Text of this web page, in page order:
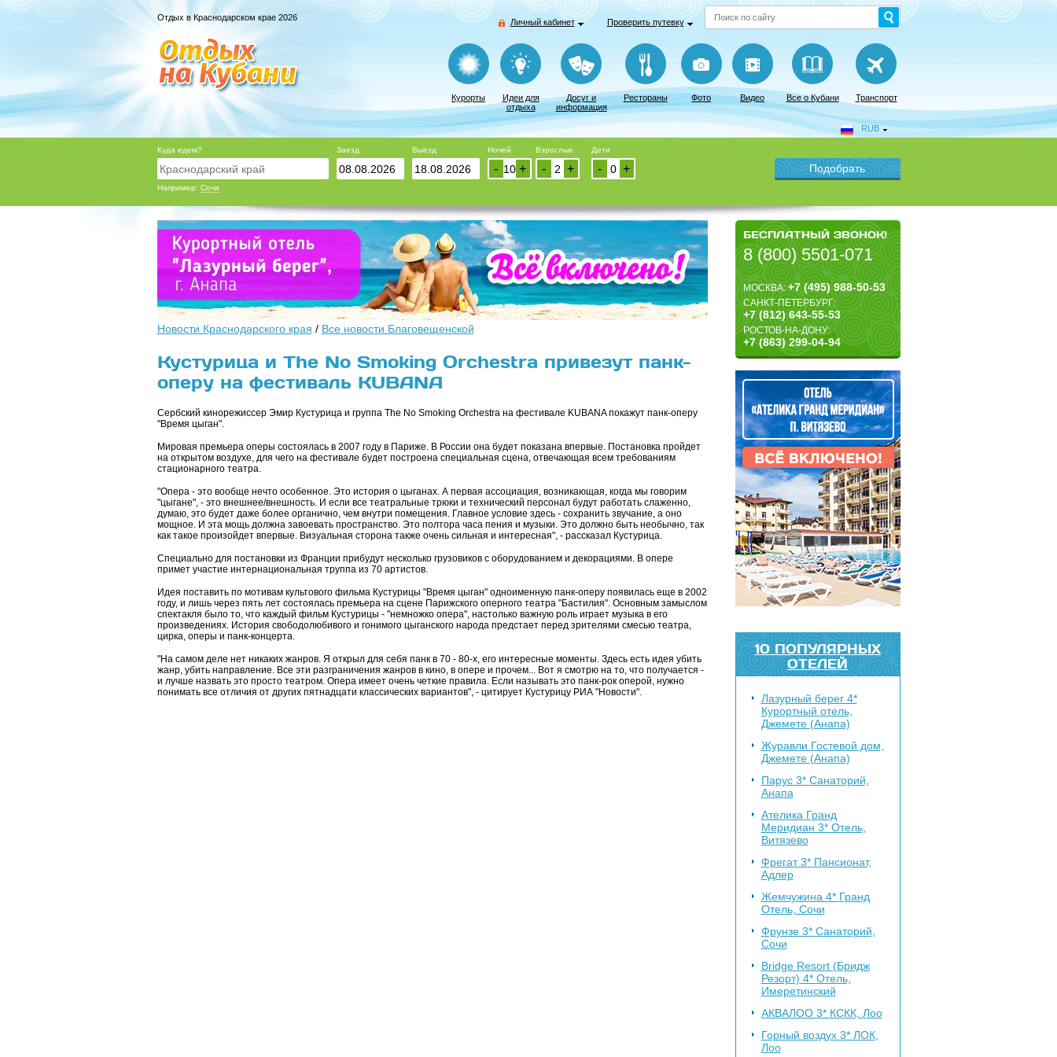
Отдых в Краснодарском крае 2026 Личный кабинет Проверить путевку
Курорты
Идеи для
отдыха
Досуг и
информация
Рестораны Фото Видео Все о Кубани Транспорт
RUB
Куда едем?
Например: Сочи
Заезд Выезд Ночей
+
-
Взрослые
+
-
Дети
+
-
БЕСПЛАТНЫЙ ЗВОНОК!
8 (800) 5501-071
МОСКВА:+7 (495) 988-50-53
САНКТ-ПЕТЕРБУРГ:
+7 (812) 643-55-53
РОСТОВ-НА-ДОНУ:
+7 (863) 299-04-94
10 ПОПУЛЯРНЫХ
ОТЕЛЕЙ
Лазурный берег 4*
Курортный отель,
Джемете (Анапа)
Журавли Гостевой дом,
Джемете (Анапа)
Парус 3* Санаторий,
Анапа
Ателика Гранд
Меридиан 3* Отель,
Витязево
Фрегат 3* Пансионат,
Адлер
Жемчужина 4* Гранд
Отель, Сочи
Фрунзе 3* Санаторий,
Сочи
Bridge Resort (Бридж
Резорт) 4* Отель,
Имеретинский
АКВАЛОО 3* КСКК, Лоо
Горный воздух 3* ЛОК,
Лоо
Новости Краснодарского края / Все новости Благовещенской
Кустурица и The No Smoking Orchestra привезут панк-
оперу на фестиваль KUBANA
Сербский кинорежиссер Эмир Кустурица и группа The No Smoking Orchestra на фестивале KUBANA покажут панк-оперу
"Время цыган".
Мировая премьера оперы состоялась в 2007 году в Париже. В России она будет показана впервые. Постановка пройдет
на открытом воздухе, для чего на фестивале будет построена специальная сцена, отвечающая всем требованиям
стационарного театра.
"Опера - это вообще нечто особенное. Это история о цыганах. А первая ассоциация, возникающая, когда мы говорим
"цыгане", - это внешнее/внешность. И если все театральные трюки и технический персонал будут работать слаженно,
думаю, это будет даже более органично, чем внутри помещения. Главное условие здесь - сохранить звучание, а оно
мощное. И эта мощь должна завоевать пространство. Это полтора часа пения и музыки. Это должно быть необычно, так
как такое произойдет впервые. Визуальная сторона также очень сильная и интересная", - рассказал Кустурица.
Специально для постановки из Франции прибудут несколько грузовиков с оборудованием и декорациями. В опере
примет участие интернациональная труппа из 70 артистов.
Идея поставить по мотивам культового фильма Кустурицы "Время цыган" одноименную панк-оперу появилась еще в 2002
году, и лишь через пять лет состоялась премьера на сцене Парижского оперного театра "Бастилия". Основным замыслом
спектакля было то, что каждый фильм Кустурицы - "немножко опера", настолько важную роль играет музыка в его
произведениях. История свободолюбивого и гонимого цыганского народа предстает перед зрителями смесью театра,
цирка, оперы и панк-концерта.
"На самом деле нет никаких жанров. Я открыл для себя панк в 70 - 80-х, его интересные моменты. Здесь есть идея убить
жанр, убить направление. Все эти разграничения жанров в кино, в опере и прочем... Вот я смотрю на то, что получается -
и лучше назвать это просто театром. Опера имеет очень четкие правила. Если называть это панк-рок оперой, нужно
понимать все отличия от других пятнадцати классических вариантов", - цитирует Кустурицу РИА "Новости".